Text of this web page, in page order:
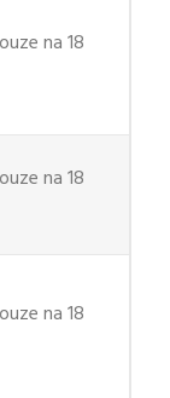
na 18
na 18
na 18